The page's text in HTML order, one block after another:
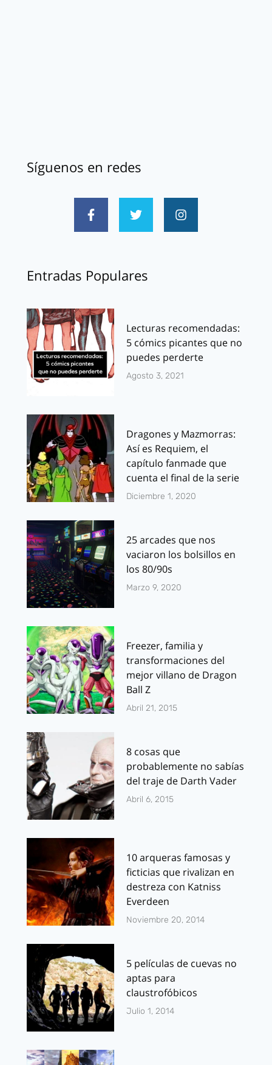
Síguenos en redes
Entradas Populares
Lecturas recomendadas:
5 cómics picantes que no
puedes perderte
Agosto 3, 2021
Dragones y Mazmorras:
Así es Requiem, el
capítulo fanmade que
cuenta el final de la serie
Diciembre 1, 2020
25 arcades que nos
vaciaron los bolsillos en
los 80/90s
Marzo 9, 2020
Freezer, familia y
transformaciones del
mejor villano de Dragon
Ball Z
Abril 21, 2015
8 cosas que
probablemente no sabías
del traje de Darth Vader
Abril 6, 2015
10 arqueras famosas y
ficticias que rivalizan en
destreza con Katniss
Everdeen
Noviembre 20, 2014
5 películas de cuevas no
aptas para
claustrofóbicos
Julio 1, 2014